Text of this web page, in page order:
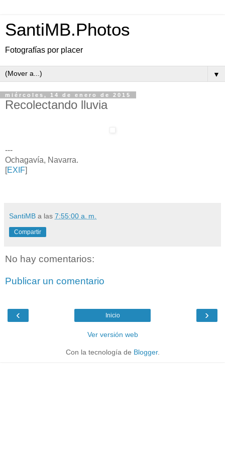
SantiMB.Photos
Fotografías por placer
▼
miércoles, 14 de enero de 2015
Recolectando lluvia
---
Ochagavía, Navarra.
[EXIF]
SantiMB a las 7:55:00 a. m.
Compartir
No hay comentarios:
Publicar un comentario
‹ ›
Inicio
Ver versión web
Con la tecnología de Blogger.